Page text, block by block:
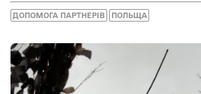
ДОПОМОГА ПАРТНЕРІВ ПОЛЬЩА